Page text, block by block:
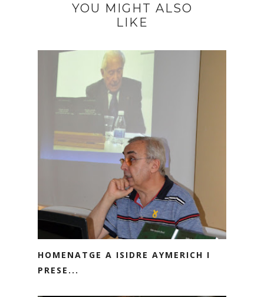
YOU MIGHT ALSO
LIKE
HOMENATGE A ISIDRE AYMERICH I
PRESE...